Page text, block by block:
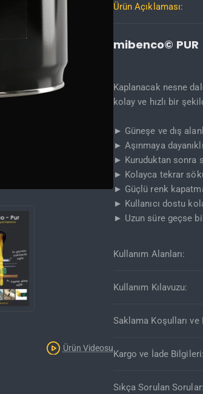
Ürün Videosu
Ürün Açıklaması:
mibenco© PUR
Kaplanacak nesne
kolay ve hızlı bir
► Güneşe ve dış
► Aşınmaya dayanıklı
► Kuruduktan sonra
► Kolayca tekrar
► Güçlü renk
► Kullanıcı dostu
► Uzun süre geçse
Kullanım Alanları:
Kullanım Kılavuzu:
Saklama Koşulları ve
Kargo ve İade Bilgileri:
Sıkça Sorulan Sorular: